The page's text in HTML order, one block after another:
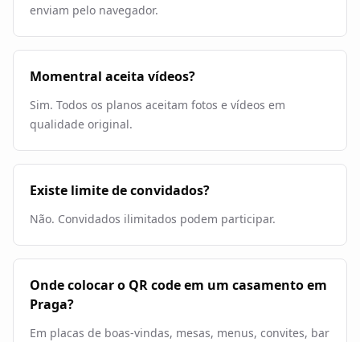
enviam pelo navegador.
Momentral aceita vídeos?
Sim. Todos os planos aceitam fotos e vídeos em
qualidade original.
Existe limite de convidados?
Não. Convidados ilimitados podem participar.
Onde colocar o QR code em um casamento em
Praga?
Em placas de boas-vindas, mesas, menus, convites, bar